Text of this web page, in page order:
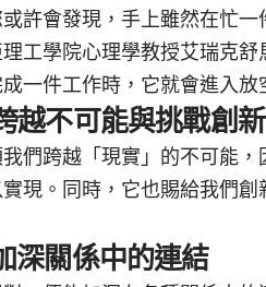
許會發現，手上雖然在忙
工學院心理學教授艾瑞克
一件工作時，它就會進入
越不可能與挑戰創新
們跨越「現實」的不可能
現。同時，它也賜給我們
深關係中的連結